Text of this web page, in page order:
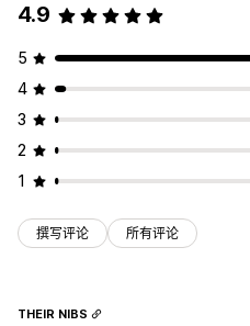
4.9
5
4
3
2
1
撰写评论 所有评论
THEIR NIBS